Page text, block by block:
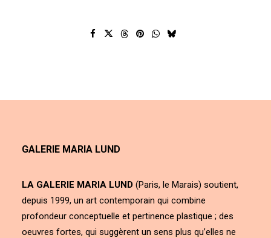
GALERIE MARIA LUND
LA GALERIE MARIA LUND (Paris, le Marais) soutient,
depuis 1999, un art contemporain qui combine
profondeur conceptuelle et pertinence plastique ; des
oeuvres fortes, qui suggèrent un sens plus qu’elles ne